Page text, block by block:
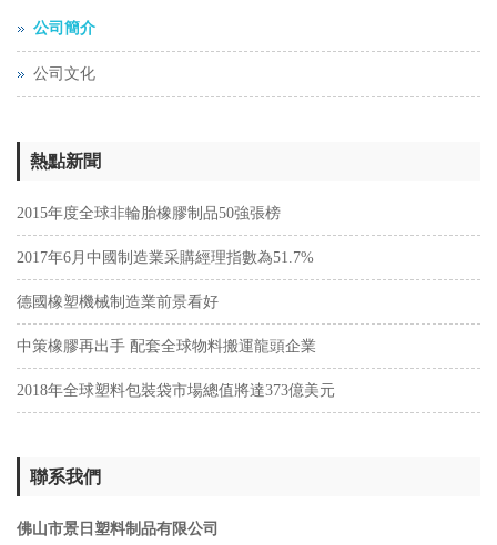
公司簡介
公司文化
熱點新聞
2015年度全球非輪胎橡膠制品50強張榜
2017年6月中國制造業采購經理指數為51.7%
德國橡塑機械制造業前景看好
中策橡膠再出手 配套全球物料搬運龍頭企業
2018年全球塑料包裝袋市場總值將達373億美元
聯系我們
佛山市景日塑料制品有限公司